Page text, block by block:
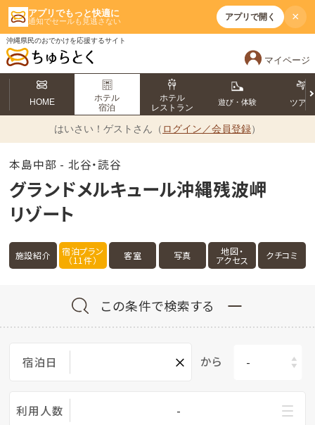
アプリでもっと快適に
通知でセールも見逃さない アプリで開く ×
沖縄県民のおでかけを応援するサイト
マイページ
HOME
ホテル
宿泊
ホテル
レストラン
遊び・体験 ツアー
はいさい！ ゲストさん（ ログイン／会員登録）
本島中部 - 北谷・読谷
グランドメルキュール沖縄残波岬
リゾート
施設紹介 宿泊プラン
（11件） 客室 写真 地図・
アクセス クチコミ
この条件で検索する
宿泊日 × から
利用人数 -